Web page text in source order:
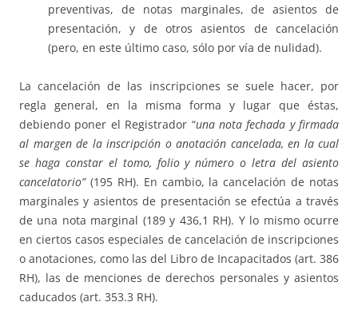
preventivas, de notas marginales, de asientos de
presentación, y de otros asientos de cancelación
(pero, en este último caso, sólo por vía de nulidad).
La cancelación de las inscripciones se suele hacer, por
regla general, en la misma forma y lugar que éstas,
debiendo poner el Registrador “una nota fechada y firmada
al margen de la inscripción o anotación cancelada, en la cual
se haga constar el tomo, folio y número o letra del asiento
cancelatorio” (195 RH). En cambio, la cancelación de notas
marginales y asientos de presentación se efectúa a través
de una nota marginal (189 y 436,1 RH). Y lo mismo ocurre
en ciertos casos especiales de cancelación de inscripciones
o anotaciones, como las del Libro de Incapacitados (art. 386
RH), las de menciones de derechos personales y asientos
caducados (art. 353.3 RH).